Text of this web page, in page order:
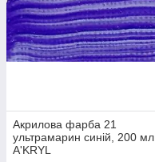
Акрилова фарба 21
ультрамарин синій, 200 мл
A'KRYL